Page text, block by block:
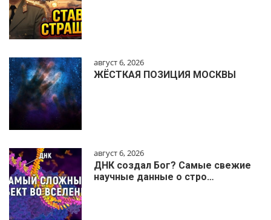
август 6, 2026
ЖЁСТКАЯ ПОЗИЦИЯ МОСКВЫ
август 6, 2026
ДНК создал Бог? Самые свежие
научные данные о стро…